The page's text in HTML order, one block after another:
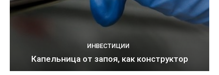
ИНВЕСТИЦИИ
Капельница от запоя, как конструктор